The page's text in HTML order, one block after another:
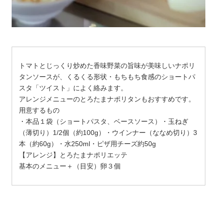
トマトとじっくり炒めた香味野菜の旨味が美味しいナポリ
タンソースが、くるくる形状・もちもち食感のショートパ
スタ「ツイスト」によく絡みます。
アレンジメニューのとろたまナポリタンもおすすめです。
用意するもの
・本品１袋（ショートパスタ、ベースソース）・玉ねぎ
（薄切り）1/2個（約100g）・ウインナー（ななめ切り）3
本（約60g）・水250ml・ピザ用チーズ約50g
【アレンジ】とろたまナポリエッテ
基本のメニュー＋（目安）卵３個